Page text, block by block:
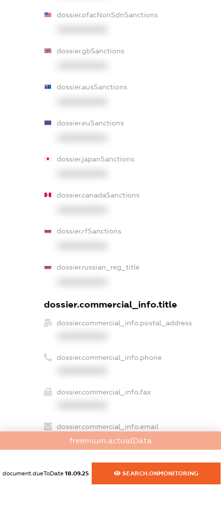
dossier.ofacNonSdnSanctions
dossier.gbSanctions
dossier.ausSanctions
dossier.euSanctions
dossier.japanSanctions
dossier.canadaSanctions
dossier.rfSanctions
dossier.russian_reg_title
dossier.commercial_info.title
dossier.commercial_info.postal_address
dossier.commercial_info.phone
dossier.commercial_info.fax
dossier.commercial_info.email
XXXXXXXXXX
dossier.commercial_info.website
XXXXXXXXXX
freemium.actualData
document.dueToDate 18.09.25 SEARCH.ONMONITORING